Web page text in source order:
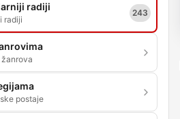
radiji
radiji
243
postaje